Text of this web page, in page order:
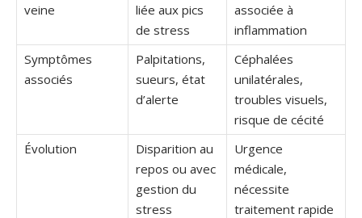
veine
liée aux pics
de stress
associée à
inflammation
Symptômes
associés
Palpitations,
sueurs, état
d’alerte
Céphalées
unilatérales,
troubles visuels,
risque de cécité
Évolution
Disparition au
repos ou avec
gestion du
stress
Urgence
médicale,
nécessite
traitement rapide